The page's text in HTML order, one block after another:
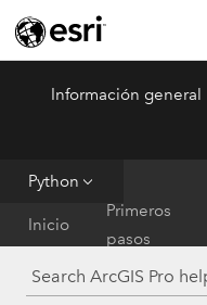
ArcGIS Pro Menu
Información general
Python
Inicio
Primeros
pasos